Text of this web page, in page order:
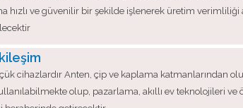
ve güvenilir bir şekilde işlenerek üretim verimliliği
cihazlardır Anten, çip ve kaplama katmanlarından
olup, pazarlama, akıllı ev teknolojileri